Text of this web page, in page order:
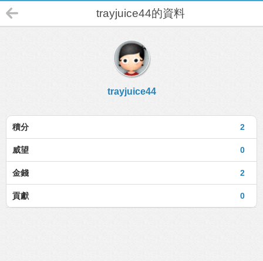
trayjuice44的資料
trayjuice44
2
積分
0
威望
2
金錢
0
貢獻